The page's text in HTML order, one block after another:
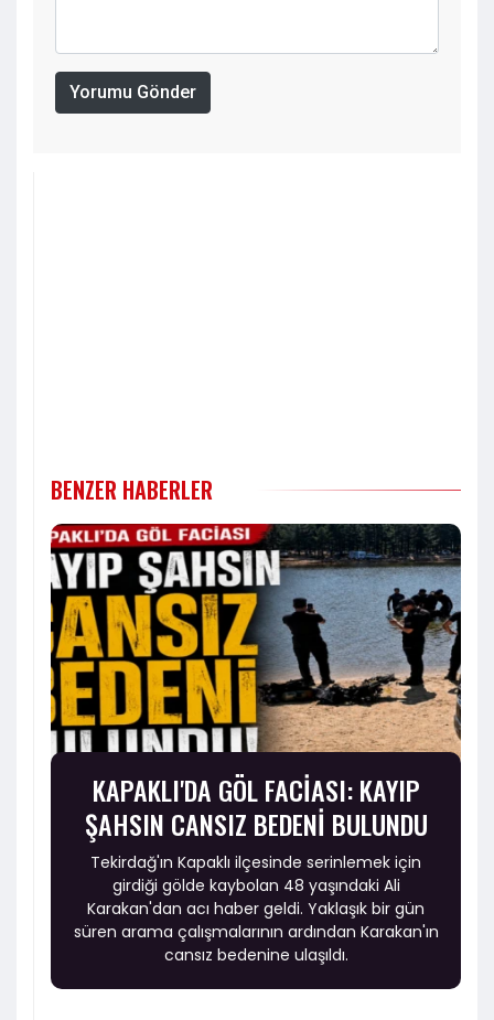
Yorumu Gönder
BENZER HABERLER
KAPAKLI'DA GÖL FACİASI: KAYIP
ŞAHSIN CANSIZ BEDENİ BULUNDU
Tekirdağ'ın Kapaklı ilçesinde serinlemek için
girdiği gölde kaybolan 48 yaşındaki Ali
Karakan'dan acı haber geldi. Yaklaşık bir gün
süren arama çalışmalarının ardından Karakan'ın
cansız bedenine ulaşıldı.